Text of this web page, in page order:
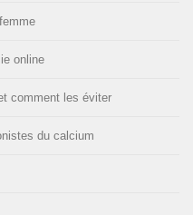
online
comment les éviter
du calcium